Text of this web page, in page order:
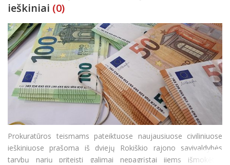
ieškiniai (0)
Prokuratūros teismams pateiktuose naujausiuose civiliniuose
ieškiniuose prašoma iš dviejų Rokiškio rajono savivaldybės
tarybų narių priteisti galimai nepagrįstai jiems išmokėtas